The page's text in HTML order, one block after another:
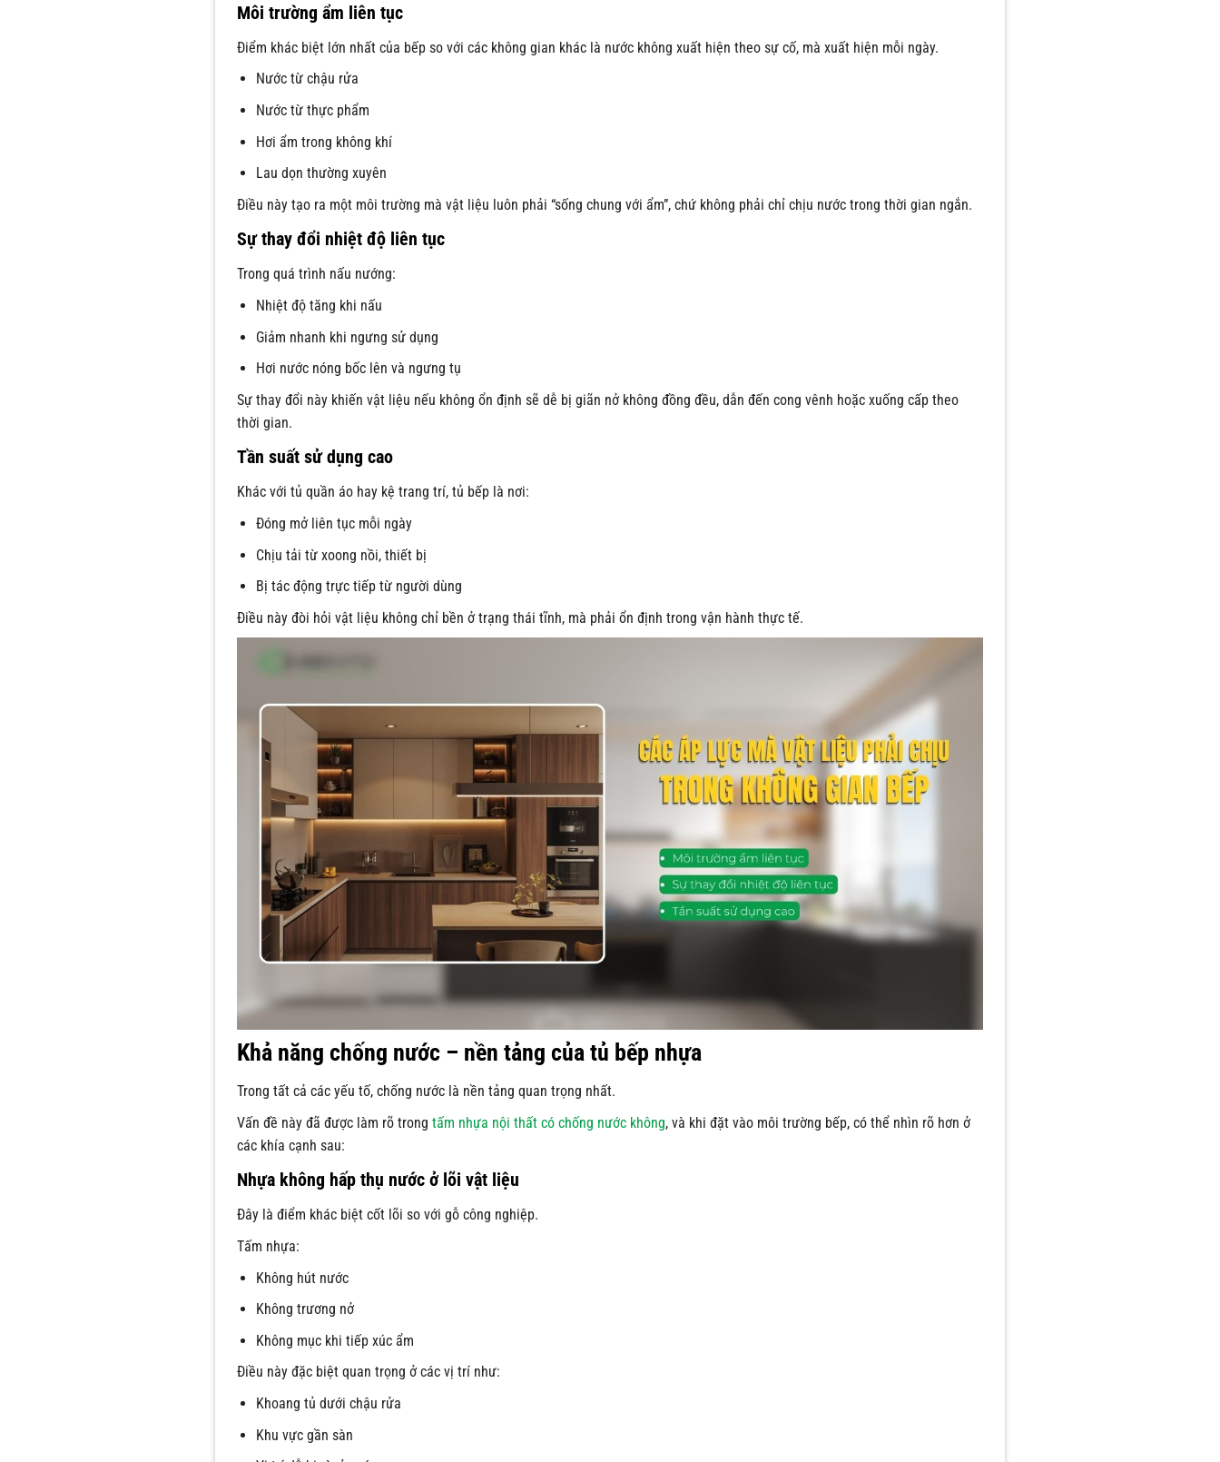
Môi trường ẩm liên tục
Điểm khác biệt lớn nhất của bếp so với các không gian khác là nước không xuất hiện theo sự cố, mà xuất hiện mỗi ngày.
Nước từ chậu rửa
Nước từ thực phẩm
Hơi ẩm trong không khí
Lau dọn thường xuyên
Điều này tạo ra một môi trường mà vật liệu luôn phải “sống chung với ẩm”, chứ không phải chỉ chịu nước trong thời gian ngắn.
Sự thay đổi nhiệt độ liên tục
Trong quá trình nấu nướng:
Nhiệt độ tăng khi nấu
Giảm nhanh khi ngưng sử dụng
Hơi nước nóng bốc lên và ngưng tụ
Sự thay đổi này khiến vật liệu nếu không ổn định sẽ dễ bị giãn nở không đồng đều, dẫn đến cong vênh hoặc xuống cấp theo
thời gian.
Tần suất sử dụng cao
Khác với tủ quần áo hay kệ trang trí, tủ bếp là nơi:
Đóng mở liên tục mỗi ngày
Chịu tải từ xoong nồi, thiết bị
Bị tác động trực tiếp từ người dùng
Điều này đòi hỏi vật liệu không chỉ bền ở trạng thái tĩnh, mà phải ổn định trong vận hành thực tế.
Khả năng chống nước – nền tảng của tủ bếp nhựa
Trong tất cả các yếu tố, chống nước là nền tảng quan trọng nhất.
Vấn đề này đã được làm rõ trong tấm nhựa nội thất có chống nước không, và khi đặt vào môi trường bếp, có thể nhìn rõ hơn ở
các khía cạnh sau:
Nhựa không hấp thụ nước ở lõi vật liệu
Đây là điểm khác biệt cốt lõi so với gỗ công nghiệp.
Tấm nhựa:
Không hút nước
Không trương nở
Không mục khi tiếp xúc ẩm
Điều này đặc biệt quan trọng ở các vị trí như:
Khoang tủ dưới chậu rửa
Khu vực gần sàn